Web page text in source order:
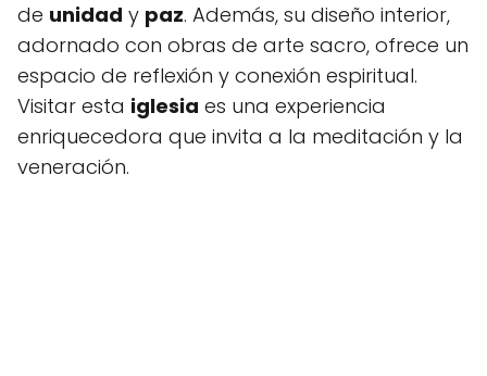
de unidad y paz. Además, su diseño interior,
adornado con obras de arte sacro, ofrece un
espacio de reflexión y conexión espiritual.
Visitar esta iglesia es una experiencia
enriquecedora que invita a la meditación y la
veneración.